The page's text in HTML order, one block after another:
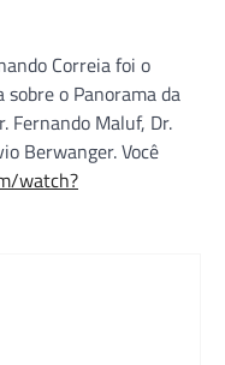
Correia foi o
o Panorama da
Fernando Maluf, Dr.
Berwanger. Você
watch?